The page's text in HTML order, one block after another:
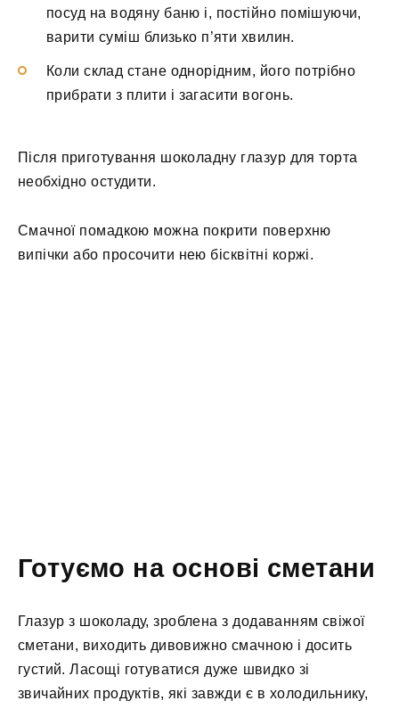
посуд на водяну баню і, постійно помішуючи,
варити суміш близько п’яти хвилин.
Коли склад стане однорідним, його потрібно
прибрати з плити і загасити вогонь.
Після приготування шоколадну глазур для торта
необхідно остудити.
Смачної помадкою можна покрити поверхню
випічки або просочити нею бісквітні коржі.
Готуємо на основі сметани
Глазур з шоколаду, зроблена з додаванням свіжої
сметани, виходить дивовижно смачною і досить
густий. Ласощі готуватися дуже швидко зі
звичайних продуктів, які завжди є в холодильнику,